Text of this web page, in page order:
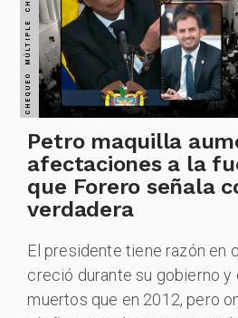
Petro maquilla
afectaciones a la
que Forero señala
verdadera
El presidente tiene razón en
creció durante su gobierno y
muertos que en 2012, pero